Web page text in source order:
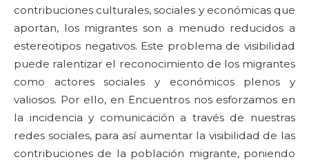
contribuciones culturales, sociales y económicas que
aportan, los migrantes son a menudo reducidos a
estereotipos negativos. Este problema de visibilidad
puede ralentizar el reconocimiento de los migrantes
como actores sociales y económicos plenos y
valiosos. Por ello, en Encuentros nos esforzamos en
la incidencia y comunicación a través de nuestras
redes sociales, para así aumentar la visibilidad de las
contribuciones de la población migrante, poniendo